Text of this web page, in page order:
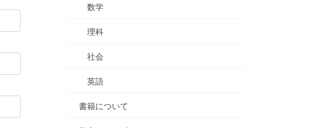
数学
理科
社会
英語
書籍について